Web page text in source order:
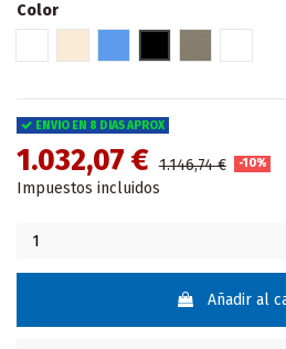
Color
ENVIO EN 8 DIAS APROX
1.032,07 € 1.146,74 € -10%
Impuestos incluidos
Añadir al